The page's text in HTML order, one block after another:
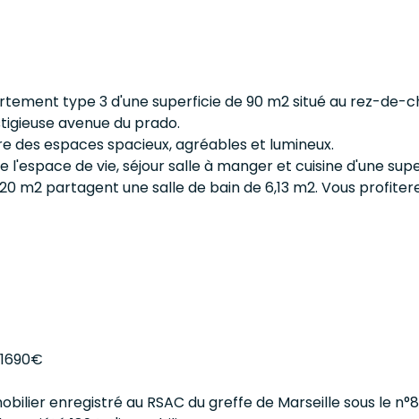
type 3 d'une superficie de 90 m2 situé au rez-de-
avenue du prado.
espaces spacieux, agréables et lumineux.
de vie, séjour salle à manger et cuisine d'une
m2 partagent une salle de bain de 6,13 m2. Vous
enregistré au RSAC du greffe de Marseille sous le